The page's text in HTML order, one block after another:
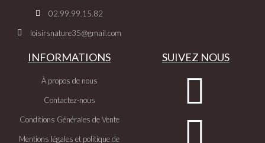
02.99.99.15.82
loisirsnature35@gmail.com
INFORMATIONS
À propos de nous
Contactez-nous
Conditions Générales de Vente
Mentions légales et politique de
SUIVEZ NOUS